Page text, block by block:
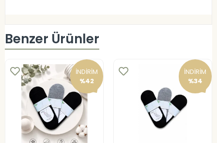
Benzer Ürünler
İNDİRİM
%42
İNDİRİM
%34